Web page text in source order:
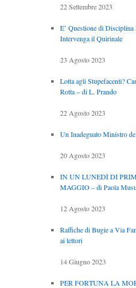
22 Settembre 2023
E’ Questione di
Intervenga il Quirinale
23 Agosto 2023
Lotta agli Stupefacenti?
Rotta – di L. Prando
22 Agosto 2023
Un Inadeguato Ministro
20 Agosto 2023
IN UN LUNEDÌ DI
MAGGIO – di Paola Musu
12 Agosto 2023
Raffiche di Bugie a Via
ai lettori
14 Giugno 2023
PER FORTUNA LA